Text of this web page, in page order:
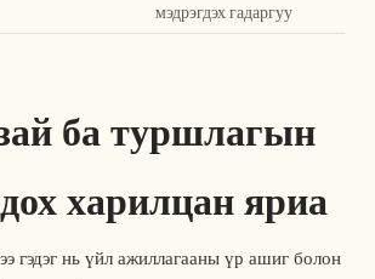
мэдрэгдэх гадаргуу
ба туршлагын
харилцан яриа
гэдэг нь үйл ажиллагааны үр ашиг болон